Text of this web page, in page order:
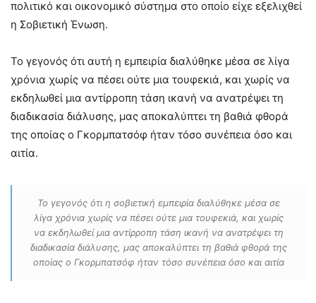
πολιτικό και οικονομικό σύστημα στο οποίο είχε εξελιχθεί
η Σοβιετική Ένωση.
Το γεγονός ότι αυτή η εμπειρία διαλύθηκε μέσα σε λίγα
χρόνια χωρίς να πέσει ούτε μια τουφεκιά, και χωρίς να
εκδηλωθεί μια αντίρροπη τάση ικανή να ανατρέψει τη
διαδικασία διάλυσης, μας αποκαλύπτει τη βαθιά φθορά
της οποίας ο Γκορμπατσόφ ήταν τόσο συνέπεια όσο και
αιτία.
Το γεγονός ότι η σοβιετική εμπειρία διαλύθηκε μέσα σε
λίγα χρόνια χωρίς να πέσει ούτε μια τουφεκιά, και χωρίς
να εκδηλωθεί μια αντίρροπη τάση ικανή να ανατρέψει τη
διαδικασία διάλυσης, μας αποκαλύπτει τη βαθιά φθορά της
οποίας ο Γκορμπατσόφ ήταν τόσο συνέπεια όσο και αιτία